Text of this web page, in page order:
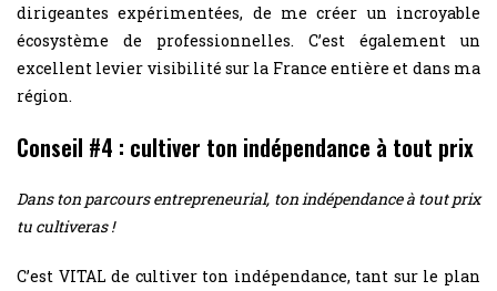
dirigeantes expérimentées, de me créer un incroyable
écosystème de professionnelles. C’est également un
excellent levier visibilité sur la France entière et dans ma
région.
Conseil #4 : cultiver ton indépendance à tout prix
Dans ton parcours entrepreneurial, ton indépendance à tout prix
tu cultiveras !
C’est VITAL de cultiver ton indépendance, tant sur le plan